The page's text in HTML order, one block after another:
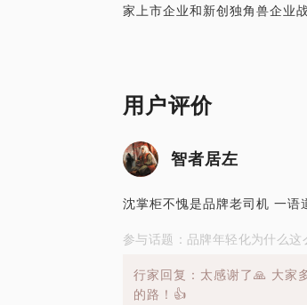
家上市企业和新创独角兽企业
用户评价
智者居左
沈掌柜不愧是品牌老司机 一
参与话题：品牌年轻化为什么这
行家回复：太感谢了🙏 大家
的路！👍